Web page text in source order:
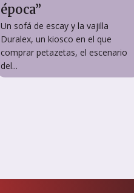
época”
Un sofá de escay y la vajilla
Duralex, un kiosco en el que
comprar petazetas, el escenario
del...